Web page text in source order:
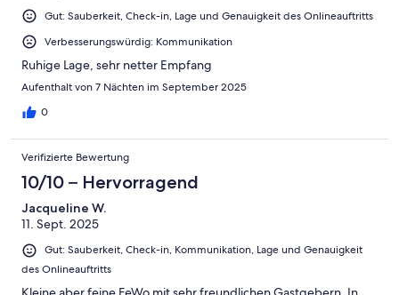
Gut: Sauberkeit, Check-in, Lage und Genauigkeit des Onlineauftritts
Verbesserungswürdig: Kommunikation
Ruhige Lage, sehr netter Empfang
Aufenthalt von 7 Nächten im September 2025
0
Verifizierte Bewertung
10/10 – Hervorragend
Jacqueline W.
11. Sept. 2025
Gut: Sauberkeit, Check-in, Kommunikation, Lage und Genauigkeit
des Onlineauftritts